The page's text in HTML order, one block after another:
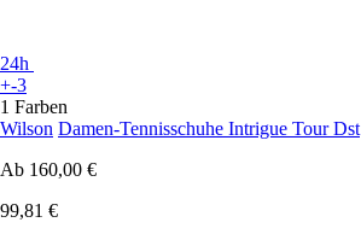
24h
+-3
1 Farben
Wilson Damen-Tennisschuhe Intrigue Tour Dst
Ab 160,00 €
99,81 €